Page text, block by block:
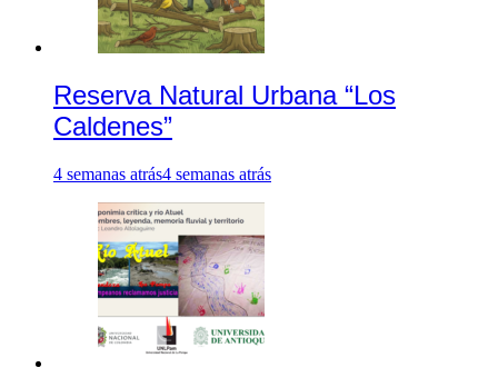
Reserva Natural Urbana “Los
Caldenes”
4 semanas atrás4 semanas atrás